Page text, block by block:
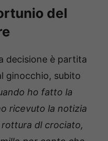
del
decisione è partita
ginocchio, subito
ho fatto la
ricevuto la notizia
dl crociato,